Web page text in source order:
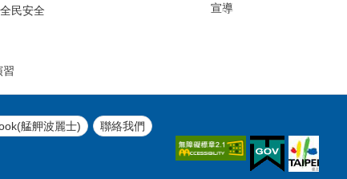
民安全
習
宣導
艋舺波麗士) 聯絡我們